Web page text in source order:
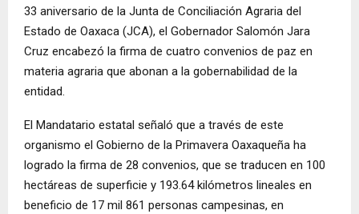
33 aniversario de la Junta de Conciliación Agraria del
Estado de Oaxaca (JCA), el Gobernador Salomón Jara
Cruz encabezó la firma de cuatro convenios de paz en
materia agraria que abonan a la gobernabilidad de la
entidad.
El Mandatario estatal señaló que a través de este
organismo el Gobierno de la Primavera Oaxaqueña ha
logrado la firma de 28 convenios, que se traducen en 100
hectáreas de superficie y 193.64 kilómetros lineales en
beneficio de 17 mil 861 personas campesinas, en